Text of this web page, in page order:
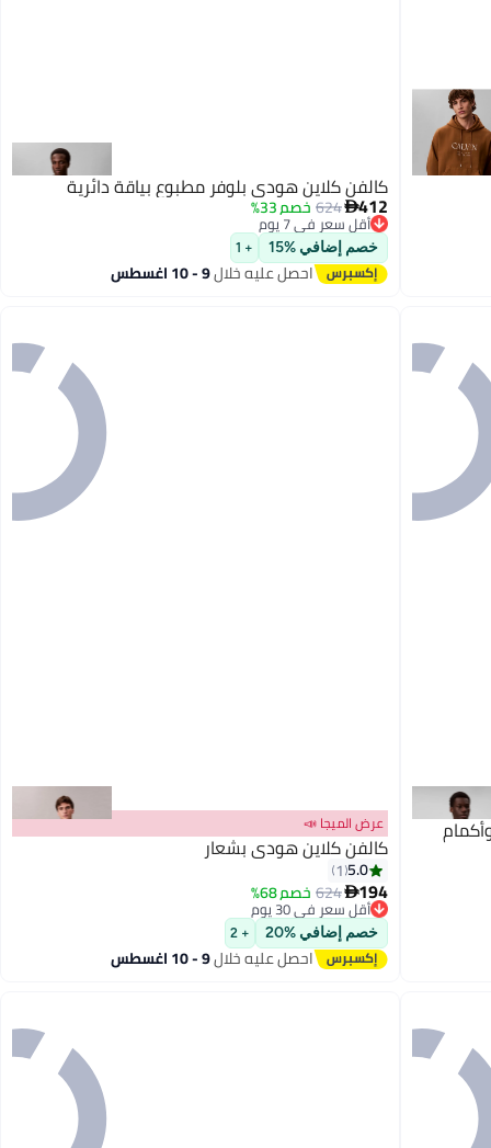
كالفن كلاين هودي بلوفر مطبوع بياقة دائرية
412
624خصم 33%
أقل سعر في 7 يوم
توصيل مجاني
أقل سعر في 7 يوم
خصم إضافي %15 + 1
احصل عليه خلال9 - 10 اغسطس
عرض الميجا 📣
كالفن كلاين هودي بشعار
5.0
1
194
624خصم 68%
أقل سعر في 30 يوم
توصيل مجاني
أقل سعر في 30 يوم
خصم إضافي %20 + 2
احصل عليه خلال9 - 10 اغسطس